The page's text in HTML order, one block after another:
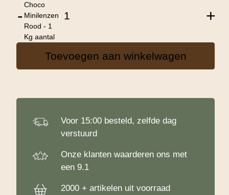
-
Choco
Minilenzen
Rood - 1
Kg aantal
+
Toevoegen aan winkelwagen
Voor 15:00 besteld, zelfde dag
verstuurd
Onze klanten waarderen ons met
een 9.1
2000 + artikelen uit voorraad